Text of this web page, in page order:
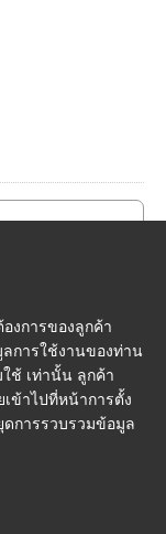
งการของลูกค้า
ลการใช้งานของท่าน
ช้ เท่านั้น ลูกค้า
ข้าไปที่หน้าการตั้ง
ดการรวบรวมข้อมูล